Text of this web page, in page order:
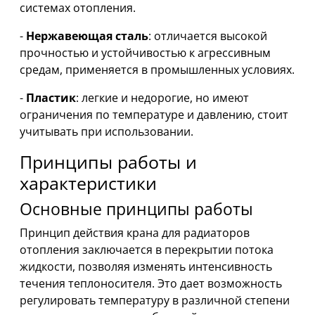
системах отопления.
- Нержавеющая сталь: отличается высокой
прочностью и устойчивостью к агрессивным
средам, применяется в промышленных условиях.
- Пластик: легкие и недорогие, но имеют
ограничения по температуре и давлению, стоит
учитывать при использовании.
Принципы работы и
характеристики
Основные принципы работы
Принцип действия крана для радиаторов
отопления заключается в перекрытии потока
жидкости, позволяя изменять интенсивность
течения теплоносителя. Это дает возможность
регулировать температуру в различной степени